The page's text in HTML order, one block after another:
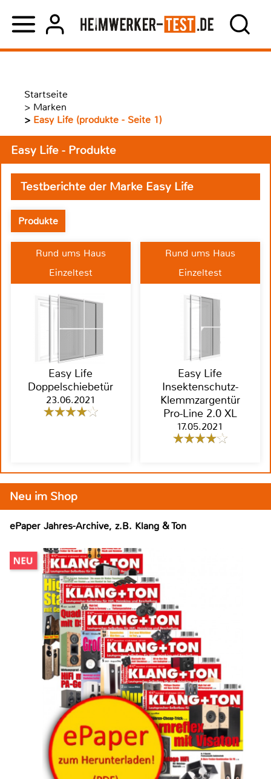
Startseite
> Marken
> Easy Life (produkte - Seite 1)
Easy Life - Produkte
Testberichte der Marke Easy Life
Produkte
Rund ums Haus
Einzeltest
Easy Life
Doppelschiebetür
23.06.2021
Rund ums Haus
Einzeltest
Easy Life
Insektenschutz-
Klemmzargentür
Pro-Line 2.0 XL
17.05.2021
Neu im Shop
ePaper Jahres-Archive, z.B. Klang & Ton